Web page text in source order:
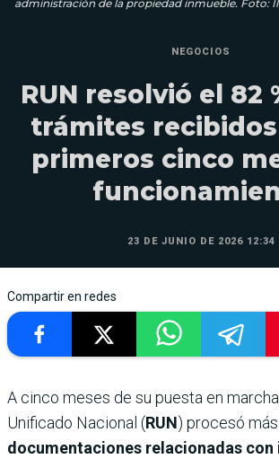
administración de la propiedad inmueble. Foto:
NEGOCIOS
RUN resolvió el 82
trámites
primeros cinco
23 DE JUNIO DE 2026 12:34
Compartir en redes
A cinco meses de su puesta en
Unificado Nacional (RUN) procesó
documentaciones relacionadas con